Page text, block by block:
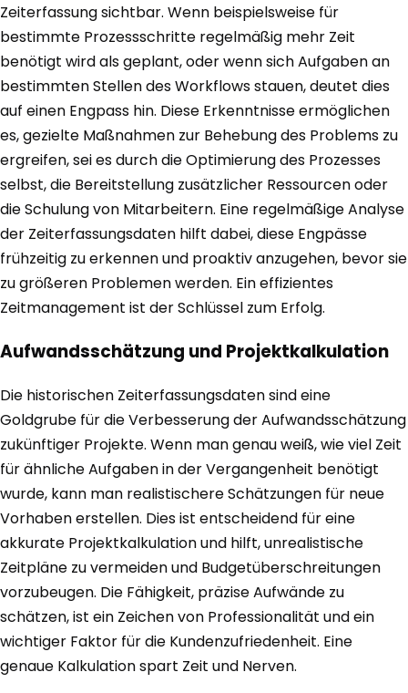
Zeiterfassung sichtbar. Wenn beispielsweise für
bestimmte Prozessschritte regelmäßig mehr Zeit
benötigt wird als geplant, oder wenn sich Aufgaben an
bestimmten Stellen des Workflows stauen, deutet dies
auf einen Engpass hin. Diese Erkenntnisse ermöglichen
es, gezielte Maßnahmen zur Behebung des Problems zu
ergreifen, sei es durch die Optimierung des Prozesses
selbst, die Bereitstellung zusätzlicher Ressourcen oder
die Schulung von Mitarbeitern. Eine regelmäßige Analyse
der Zeiterfassungsdaten hilft dabei, diese Engpässe
frühzeitig zu erkennen und proaktiv anzugehen, bevor sie
zu größeren Problemen werden. Ein effizientes
Zeitmanagement ist der Schlüssel zum Erfolg.
Aufwandsschätzung und Projektkalkulation
Die historischen Zeiterfassungsdaten sind eine
Goldgrube für die Verbesserung der Aufwandsschätzung
zukünftiger Projekte. Wenn man genau weiß, wie viel Zeit
für ähnliche Aufgaben in der Vergangenheit benötigt
wurde, kann man realistischere Schätzungen für neue
Vorhaben erstellen. Dies ist entscheidend für eine
akkurate Projektkalkulation und hilft, unrealistische
Zeitpläne zu vermeiden und Budgetüberschreitungen
vorzubeugen. Die Fähigkeit, präzise Aufwände zu
schätzen, ist ein Zeichen von Professionalität und ein
wichtiger Faktor für die Kundenzufriedenheit. Eine
genaue Kalkulation spart Zeit und Nerven.